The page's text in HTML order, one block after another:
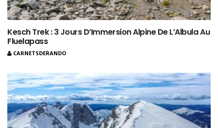
Kesch Trek : 3 Jours D’Immersion Alpine De L’Albula Au
Fluelapass
CARNETSDERANDO